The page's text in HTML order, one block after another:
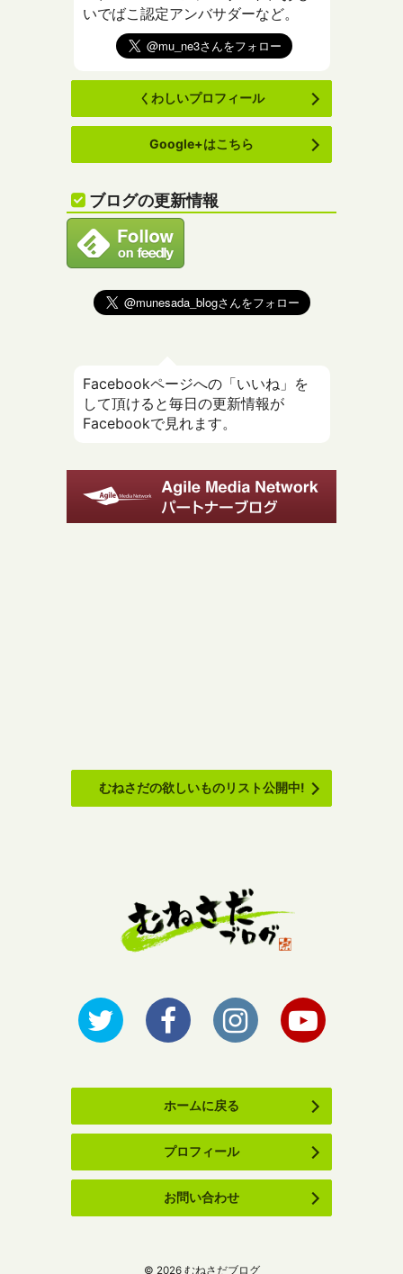
いでばこ認定アンバサダーなど。
くわしいプロフィール
Google+はこちら
ブログの更新情報
Facebookページへの「いいね」を
して頂けると毎日の更新情報が
Facebookで見れます。
むねさだの欲しいものリスト公開中!
ホームに戻る
プロフィール
お問い合わせ
© 2026むねさだブログ